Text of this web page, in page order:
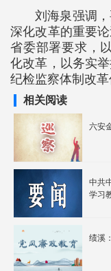
刘海泉强调
深化改革的重要
省委部署要求，
化改革，以务实
纪检监察体制改革
相关阅读
六安
中共
学习
绩溪